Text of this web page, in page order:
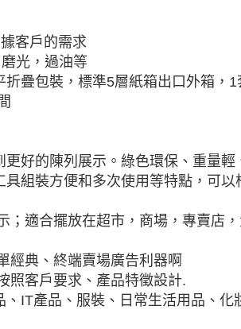
客戶的需求
光，過油等
疊包裝，標準5層紙箱出口外箱，
好的陳列展示。綠色環保、重量輕
組裝方便和多次使用等特點，可以
；適合擺放在超市，商場，專賣店
經典、終端賣場廣告利器啊
照客戶要求、產品特徵設計.
IT產品、服裝、日常生活用品、化